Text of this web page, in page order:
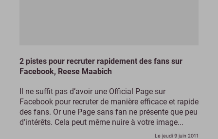
2 pistes pour recruter rapidement des fans sur
Facebook, Reese Maabich
Il ne suffit pas d’avoir une Official Page sur
Facebook pour recruter de manière efficace et rapide
des fans. Or une Page sans fan ne présente que peu
d’intérêts. Cela peut même nuire à votre image...
Le jeudi 9 juin 2011